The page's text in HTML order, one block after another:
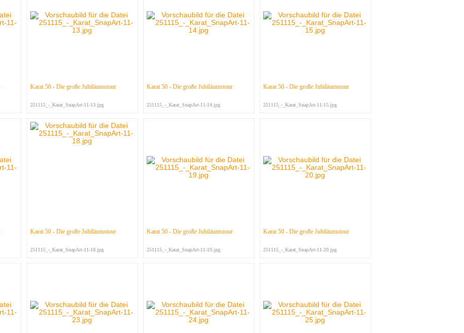
Karat 50 - Die große Jubiläumstour
251115_-_Karat_SnapArt-11-13.jpg
Karat 50 - Die große Jubiläumstour
251115_-_Karat_SnapArt-11-14.jpg
Karat 50 - Die große Jubiläumstour
251115_-_Karat_SnapArt-11-15.jpg
Karat 50 - Die große Jubiläumstour
251115_-_Karat_SnapArt-11-18.jpg
Karat 50 - Die große Jubiläumstour
251115_-_Karat_SnapArt-11-19.jpg
Karat 50 - Die große Jubiläumstour
251115_-_Karat_SnapArt-11-20.jpg